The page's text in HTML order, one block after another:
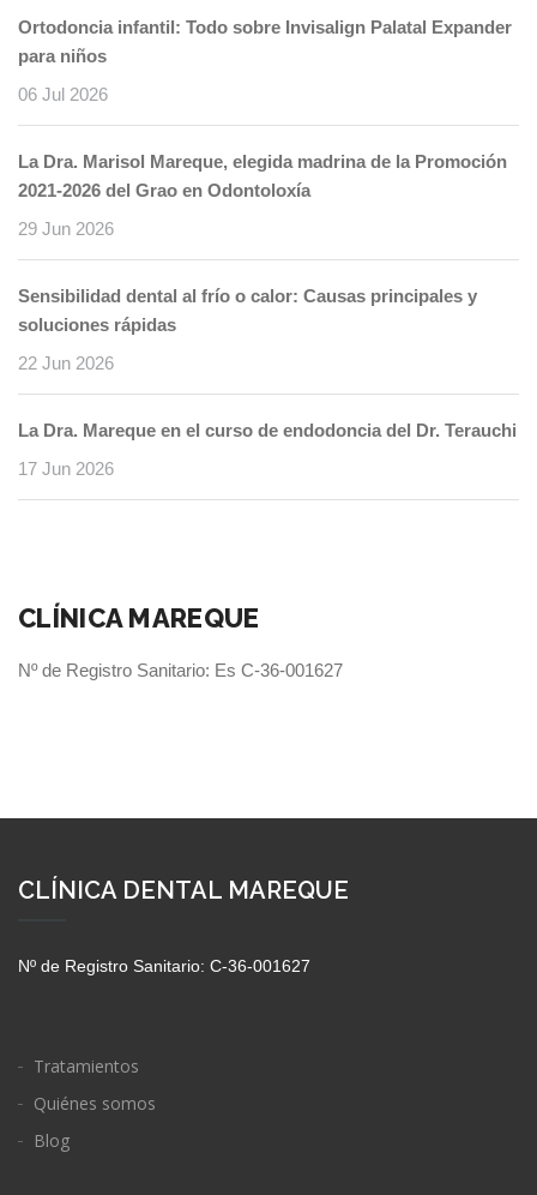
Ortodoncia infantil: Todo sobre Invisalign Palatal Expander
para niños
06 Jul 2026
La Dra. Marisol Mareque, elegida madrina de la Promoción
2021-2026 del Grao en Odontoloxía
29 Jun 2026
Sensibilidad dental al frío o calor: Causas principales y
soluciones rápidas
22 Jun 2026
La Dra. Mareque en el curso de endodoncia del Dr. Terauchi
17 Jun 2026
CLÍNICA MAREQUE
Nº de Registro Sanitario: Es C-36-001627
CLÍNICA DENTAL MAREQUE
Nº de Registro Sanitario: C-36-001627
Tratamientos
Quiénes somos
Blog